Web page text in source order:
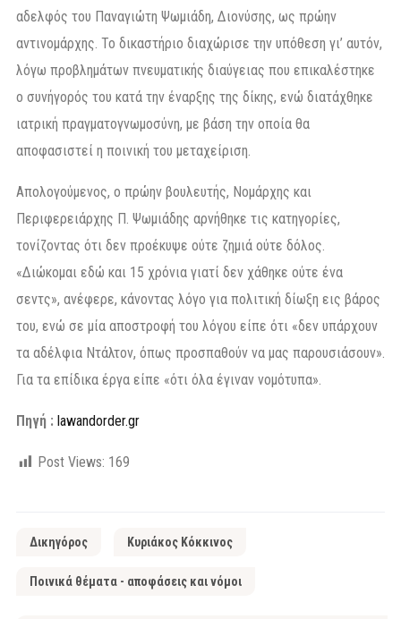
αδελφός του Παναγιώτη Ψωμιάδη, Διονύσης, ως πρώην
αντινομάρχης. Το δικαστήριο διαχώρισε την υπόθεση γι’ αυτόν,
λόγω προβλημάτων πνευματικής διαύγειας που επικαλέστηκε
ο συνήγορός του κατά την έναρξης της δίκης, ενώ διατάχθηκε
ιατρική πραγματογνωμοσύνη, με βάση την οποία θα
αποφασιστεί η ποινική του μεταχείριση.
Απολογούμενος, ο πρώην βουλευτής, Νομάρχης και
Περιφερειάρχης Π. Ψωμιάδης αρνήθηκε τις κατηγορίες,
τονίζοντας ότι δεν προέκυψε ούτε ζημιά ούτε δόλος.
«Διώκομαι εδώ και 15 χρόνια γιατί δεν χάθηκε ούτε ένα
σεντς», ανέφερε, κάνοντας λόγο για πολιτική δίωξη εις βάρος
του, ενώ σε μία αποστροφή του λόγου είπε ότι «δεν υπάρχουν
τα αδέλφια Ντάλτον, όπως προσπαθούν να μας παρουσιάσουν».
Για τα επίδικα έργα είπε «ότι όλα έγιναν νομότυπα».
Πηγή : lawandorder.gr
Post Views: 169
Δικηγόρος Κυριάκος Κόκκινος
Ποινικά θέματα - αποφάσεις και νόμοι